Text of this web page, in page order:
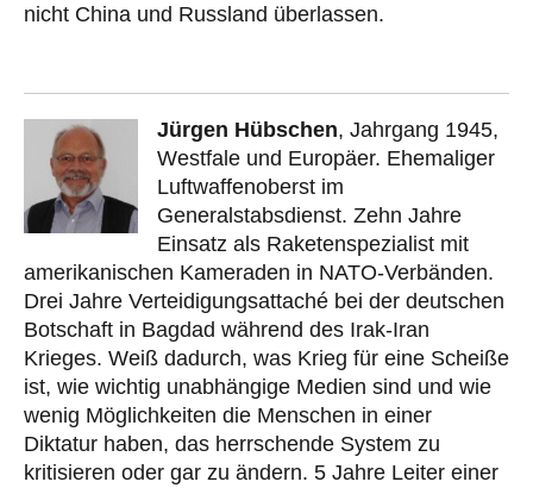
nicht China und Russland überlassen.
Jürgen Hübschen, Jahrgang 1945,
Westfale und Europäer. Ehemaliger
Luftwaffenoberst im
Generalstabsdienst. Zehn Jahre
Einsatz als Raketenspezialist mit
amerikanischen Kameraden in NATO-Verbänden.
Drei Jahre Verteidigungsattaché bei der deutschen
Botschaft in Bagdad während des Irak-Iran
Krieges. Weiß dadurch, was Krieg für eine Scheiße
ist, wie wichtig unabhängige Medien sind und wie
wenig Möglichkeiten die Menschen in einer
Diktatur haben, das herrschende System zu
kritisieren oder gar zu ändern. 5 Jahre Leiter einer